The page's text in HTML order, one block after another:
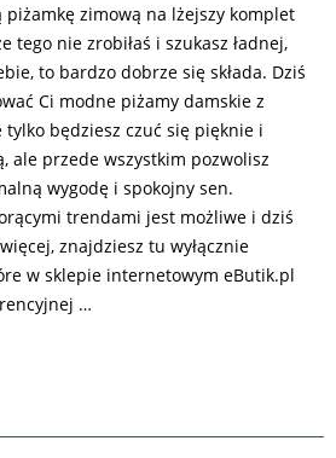
piżamkę zimową na lżejszy komplet
tego nie zrobiłaś i szukasz ładnej,
to bardzo dobrze się składa. Dziś
Ci modne piżamy damskie z
tylko będziesz czuć się pięknie i
ale przede wszystkim pozwolisz
wygodę i spokojny sen.
trendami jest możliwe i dziś
znajdziesz tu wyłącznie
w sklepie internetowym eButik.pl
…